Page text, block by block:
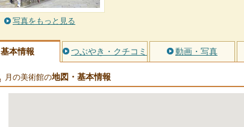
写真をもっと見る
基本情報 つぶやき・クチコミ 動画・写真
月の美術館の地図・基本情報